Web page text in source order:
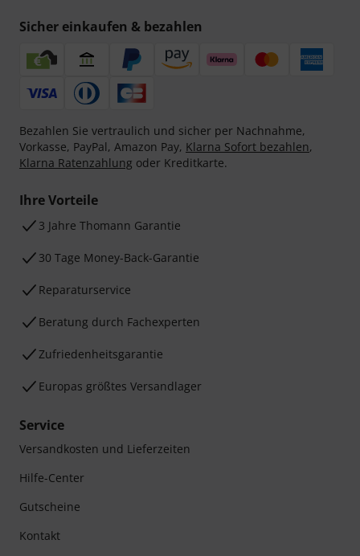
Sicher einkaufen & bezahlen
Bezahlen Sie vertraulich und sicher per Nachnahme,
Vorkasse, PayPal, Amazon Pay, Klarna Sofort bezahlen,
Klarna Ratenzahlung oder Kreditkarte.
Ihre Vorteile
3 Jahre Thomann Garantie
30 Tage Money-Back-Garantie
Reparaturservice
Beratung durch Fachexperten
Zufriedenheitsgarantie
Europas größtes Versandlager
Service
Versandkosten und Lieferzeiten
Hilfe-Center
Gutscheine
Kontakt